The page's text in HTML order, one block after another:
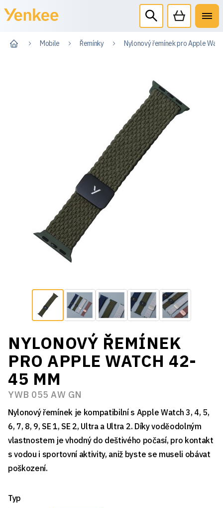
Mobile Řemínky Nylonový řemínek pro Apple
NYLONOVÝ ŘEMÍNEK
PRO APPLE WATCH 42-
45 MM
YWB 055 AW GN
Nylonový řemínek je kompatibilní s Apple Watch 3, 4, 5,
6, 7, 8, 9, SE 1, SE 2, Ultra a Ultra 2. Díky voděodolným
vlastnostem je vhodný do deštivého počasí, pro kontakt
s vodou i sportovní aktivity, aniž byste se museli obávat
poškození.
Typ